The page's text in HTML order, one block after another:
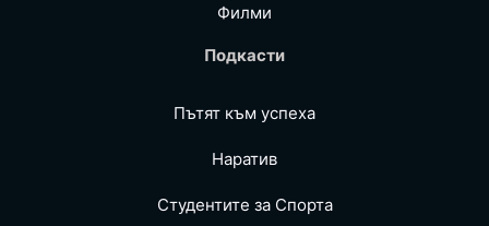
Филми
Подкасти
Пътят към успеха
Наратив
Студентите за Спортa